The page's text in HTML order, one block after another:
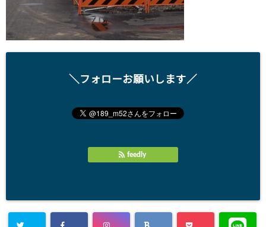
＼フォローお願いします／
feedly